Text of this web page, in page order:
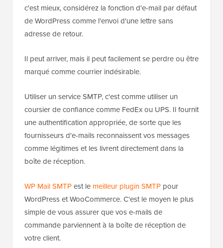
c'est mieux, considérez la fonction d'e-mail par défaut
de WordPress comme l'envoi d'une lettre sans
adresse de retour.
Il peut arriver, mais il peut facilement se perdre ou être
marqué comme courrier indésirable.
Utiliser un service SMTP, c'est comme utiliser un
coursier de confiance comme FedEx ou UPS. Il fournit
une authentification appropriée, de sorte que les
fournisseurs d'e-mails reconnaissent vos messages
comme légitimes et les livrent directement dans la
boîte de réception.
WP Mail SMTPest le meilleur plugin SMTP pour
WordPress et WooCommerce. C'est le moyen le plus
simple de vous assurer que vos e-mails de
commande parviennent à la boîte de réception de
votre client.